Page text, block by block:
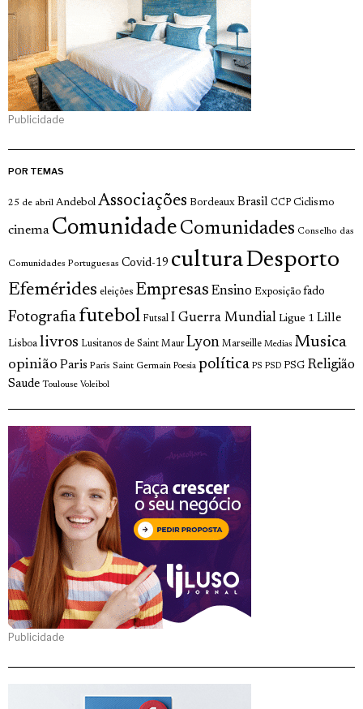
Publicidade
POR TEMAS
25 de abril Andebol Associações Bordeaux Brasil CCP Ciclismo
cinema Comunidade Comunidades Conselho das
Comunidades Portuguesas Covid-19 culturaDesporto
Efemérides eleições Empresas Ensino Exposição fado
Fotografia futebol Futsal I Guerra Mundial Ligue 1 Lille
Lisboa livros Lusitanos de Saint Maur Lyon Marseille Medias Musica
opinião Paris Paris Saint Germain Poesia política PS PSD PSG Religião
Saude Toulouse Voleibol
Publicidade